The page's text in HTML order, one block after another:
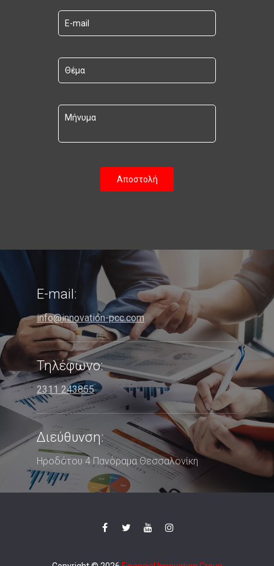
E-mail:
info@innovation-pcc.com
Τηλέφωνο:
2311 243855
Διεύθυνση:
Ηροδότου 4 Πανόραμα Θεσσαλονίκη